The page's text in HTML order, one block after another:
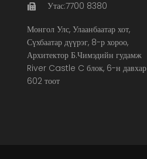
Утас:7700 8380
Монгол Улс, Улаанбаатар хот,
Сүхбаатар дүүрэг, 8-р хороо,
Архитектор Б.Чимэдийн гудамж
River Castle C блок, 6-н давхар
602 тоот